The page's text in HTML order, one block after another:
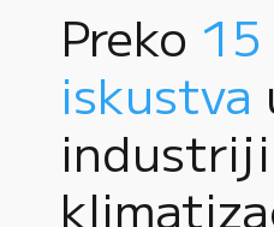
Preko
iskustva
industriji